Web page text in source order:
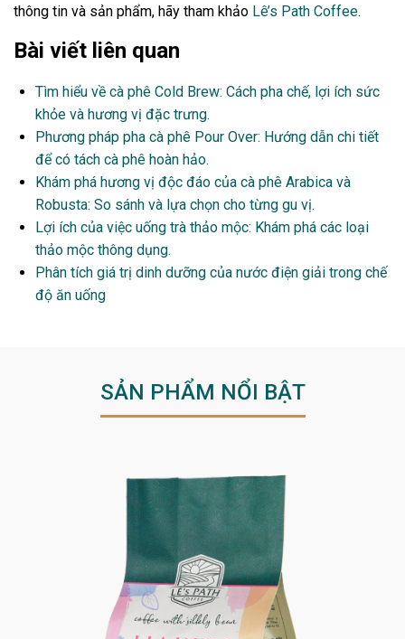
thông tin và sản phẩm, hãy tham khảo Lê’s Path Coffee.
Bài viết liên quan
Tìm hiểu về cà phê Cold Brew: Cách pha chế, lợi ích sức
khỏe và hương vị đặc trưng.
Phương pháp pha cà phê Pour Over: Hướng dẫn chi tiết
để có tách cà phê hoàn hảo.
Khám phá hương vị độc đáo của cà phê Arabica và
Robusta: So sánh và lựa chọn cho từng gu vị.
Lợi ích của việc uống trà thảo mộc: Khám phá các loại
thảo mộc thông dụng.
Phân tích giá trị dinh dưỡng của nước điện giải trong chế
độ ăn uống
SẢN PHẨM NỔI BẬT